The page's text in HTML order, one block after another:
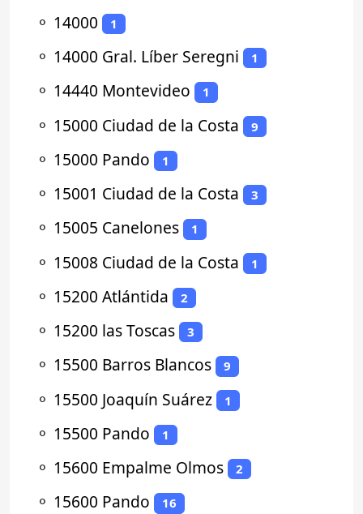
⚬ 14000 1
⚬ 14000 Gral. Líber Seregni 1
⚬ 14440 Montevideo 1
⚬ 15000 Ciudad de la Costa 9
⚬ 15000 Pando 1
⚬ 15001 Ciudad de la Costa 3
⚬ 15005 Canelones 1
⚬ 15008 Ciudad de la Costa 1
⚬ 15200 Atlántida 2
⚬ 15200 las Toscas 3
⚬ 15500 Barros Blancos 9
⚬ 15500 Joaquín Suárez 1
⚬ 15500 Pando 1
⚬ 15600 Empalme Olmos 2
⚬ 15600 Pando 16